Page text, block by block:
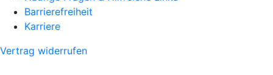
Barrierefreiheit
Karriere
Vertrag widerrufen